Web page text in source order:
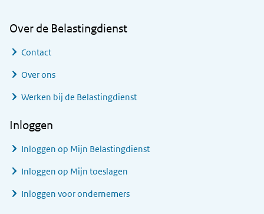
Over de Belastingdienst
Contact
Over ons
Werken bij de Belastingdienst
Inloggen
Inloggen op Mijn Belastingdienst
Inloggen op Mijn toeslagen
Inloggen voor ondernemers